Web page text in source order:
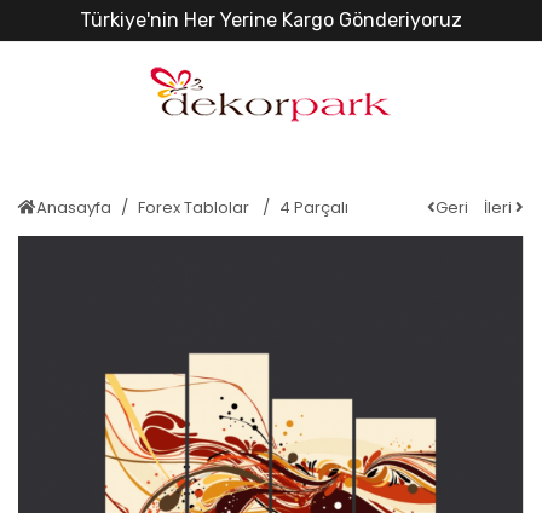
Türkiye'nin Her Yerine Kargo Gönderiyoruz
Anasayfa Forex Tablolar 4 Parçalı Geri İleri